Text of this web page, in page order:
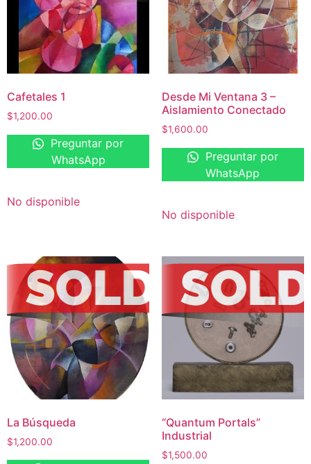
Cafetales 1
$1,200.00
Preguntar por
WhatsApp
No disponible
Desde Mi Ventana 3 –
Aislamiento Conectado
$1,600.00
Preguntar por
WhatsApp
No disponible
La Búsqueda
$1,200.00
“Quantum Portals”
Industrial
$1,500.00